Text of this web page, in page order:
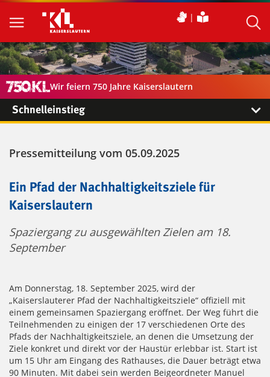
Wir feiern 750 Jahre Kaiserslautern
Schnelleinstieg
Pressemitteilung vom 05.09.2025
Ein Pfad der Nachhaltigkeitsziele für
Kaiserslautern
Spaziergang zu ausgewählten Zielen am 18.
September
Am Donnerstag, 18. September 2025, wird der
„Kaiserslauterer Pfad der Nachhaltigkeitsziele“ offiziell mit
einem gemeinsamen Spaziergang eröffnet. Der Weg führt die
Teilnehmenden zu einigen der 17 verschiedenen Orte des
Pfads der Nachhaltigkeitsziele, an denen die Umsetzung der
Ziele konkret und direkt vor der Haustür erlebbar ist. Start ist
um 15 Uhr am Eingang des Rathauses, die Dauer beträgt etwa
90 Minuten. Mit dabei sein werden Beigeordneter Manuel